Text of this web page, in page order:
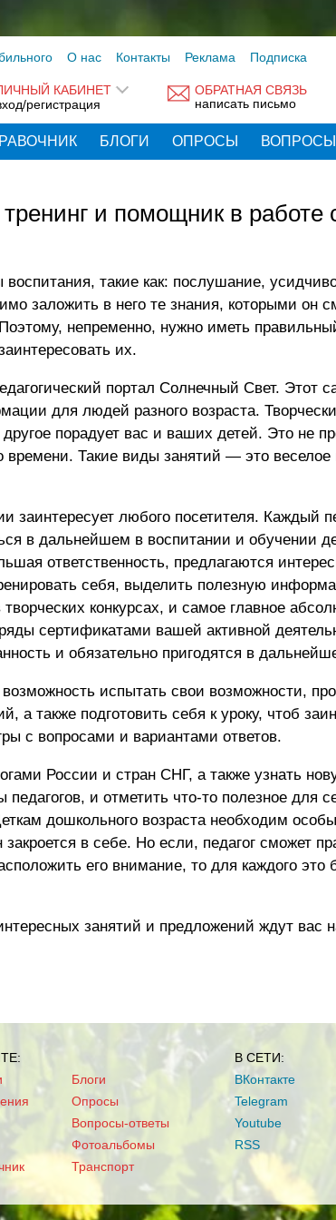
О нас Контакты Реклама Подписка
ОБРАТНАЯ СВЯЗЬ
написать письмо
КАБИНЕТ
регистрация
БЛОГИ ОПРОСЫ
и помощник в работе
такие как: послушание,
заложить в него те знания, которыми он
непременно, нужно иметь
их.
портал Солнечный Свет. Этот
для людей разного возраста.
порадует вас и ваших детей. Это не
Такие виды занятий — это веселое
любого посетителя. Каждый
в дальнейшем в воспитании и обучении
ответственность, предлагаются
себя, выделить полезную
конкурсах, и самое главное
сертификатами вашей активной
и обязательно пригодятся в
испытать свои возможности,
а также подготовить себя к уроку, чтоб
с вопросами и вариантами ответов.
России и стран СНГ, а также узнать
и отметить что-то полезное для
дошкольного возраста необходим
в себе. Но если, педагог сможет
его внимание, то для каждого это
занятий и предложений ждут вас
Блоги
Опросы
Вопросы-ответы
Фотоальбомы
Транспорт
В СЕТИ:
ВКонтакте
Telegram
Youtube
RSS